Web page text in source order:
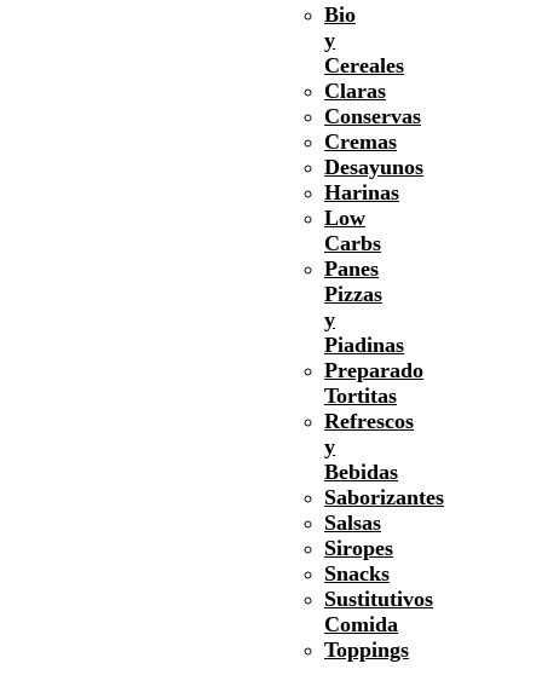
Bio
y
Cereales
Claras
Conservas
Cremas
Desayunos
Harinas
Low
Carbs
Panes
Pizzas
y
Piadinas
Preparado
Tortitas
Refrescos
y
Bebidas
Saborizantes
Salsas
Siropes
Snacks
Sustitutivos
Comida
Toppings